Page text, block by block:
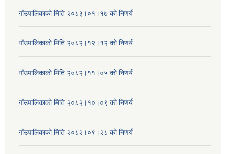
गाँउपालिकाको मिति २०८३।०१।१७ को निणर्य
गाँउपालिकाको मिति २०८२।१२।१२ को निणर्य
गाँउपालिकाको मिति २०८२।११।०५ को निणर्य
गाँउपालिकाको मिति २०८२।१०।०९ को निणर्य
गाँउपालिकाको मिति २०८२।०९।२८ को निणर्य